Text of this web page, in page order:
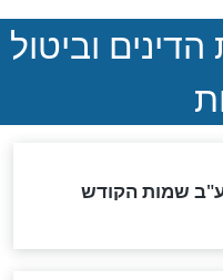
של טראמפ
ועם הרבה
שנחשף
כתב היד
התגלה